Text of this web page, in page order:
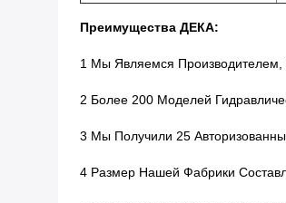
Преимущества ДЕКА:
1 Мы Являемся
2 Более 200 Моделей
3 Мы Получили 25
4 Размер Нашей Фабрики